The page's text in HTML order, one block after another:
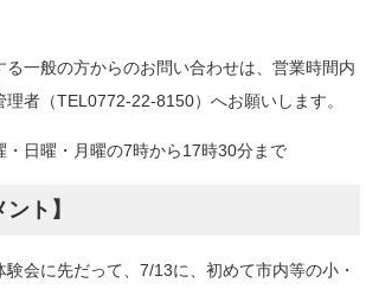
一般の方からのお問い合わせは、営業時間内
者（TEL0772-22-8150）へお願いします。
・日曜・月曜の7時から17時30分まで
ト】
会に先だって、7/13に、初めて市内等の小・